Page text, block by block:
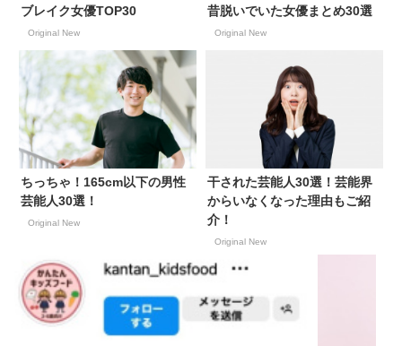
ブレイク女優TOP30
Original New
昔脱いでいた女優まとめ30選
Original New
ちっちゃ！165cm以下の男性
芸能人30選！
Original New
干された芸能人30選！芸能界
からいなくなった理由もご紹
介！
Original New